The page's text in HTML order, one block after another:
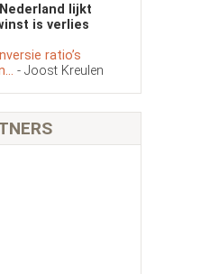
lijkt
is verlies
ratio’s
- Joost Kreulen